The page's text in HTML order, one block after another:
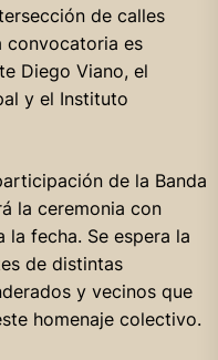
de calles
convocatoria es
Diego Viano, el
y el Instituto
de la Banda
la ceremonia con
la fecha. Se espera la
de distintas
y vecinos que
homenaje colectivo.